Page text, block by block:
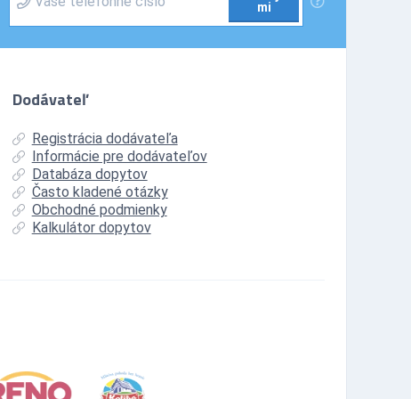
mi
Dodávateľ
Registrácia dodávateľa
Informácie pre dodávateľov
Databáza dopytov
Často kladené otázky
Obchodné podmienky
Kalkulátor dopytov